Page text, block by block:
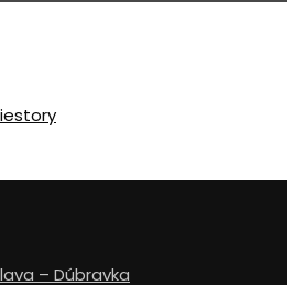
– Dúbravka